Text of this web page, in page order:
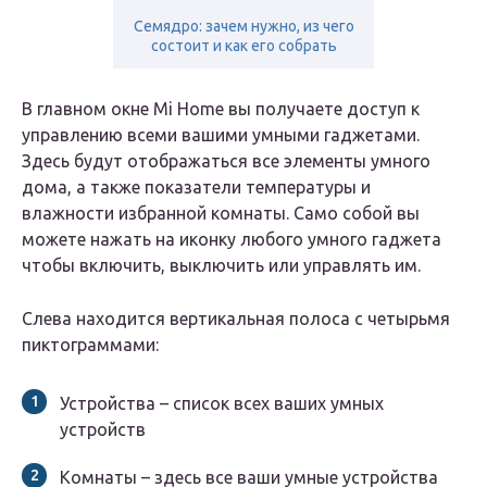
Семядро: зачем нужно, из чего
состоит и как его собрать
В главном окне Mi Home вы получаете доступ к
управлению всеми вашими умными гаджетами.
Здесь будут отображаться все элементы умного
дома, а также показатели температуры и
влажности избранной комнаты. Само собой вы
можете нажать на иконку любого умного гаджета
чтобы включить, выключить или управлять им.
Слева находится вертикальная полоса с четырьмя
пиктограммами:
Устройства – список всех ваших умных
устройств
Комнаты – здесь все ваши умные устройства